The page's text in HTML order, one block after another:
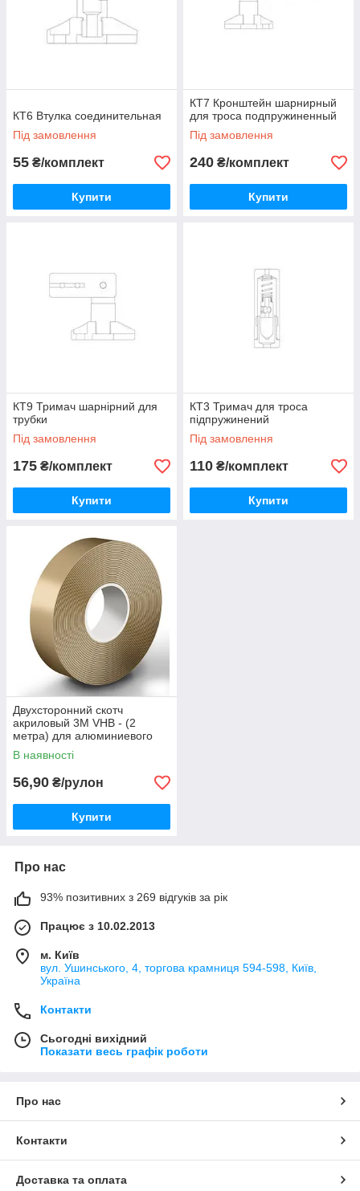
КТ6 Втулка соединительная
Під замовлення
55 ₴/комплект
Купити
КТ7 Кронштейн шарнирный
для троса подпружиненный
Під замовлення
240 ₴/комплект
Купити
КТ9 Тримач шарнірний для
трубки
Під замовлення
175 ₴/комплект
Купити
КТ3 Тримач для троса
підпружинений
Під замовлення
110 ₴/комплект
Купити
Двухсторонний скотч
акриловый 3М VHB - (2
метра) для алюминиевого
профиля
В наявності
56,90 ₴/рулон
Купити
Про нас
93% позитивних з 269 відгуків за рік
Працює з 10.02.2013
м. Київ
вул. Ушинського, 4, торгова крамниця 594-598, Київ,
Україна
Контакти
Сьогодні вихідний
Показати весь графік роботи
Про нас
Контакти
Доставка та оплата